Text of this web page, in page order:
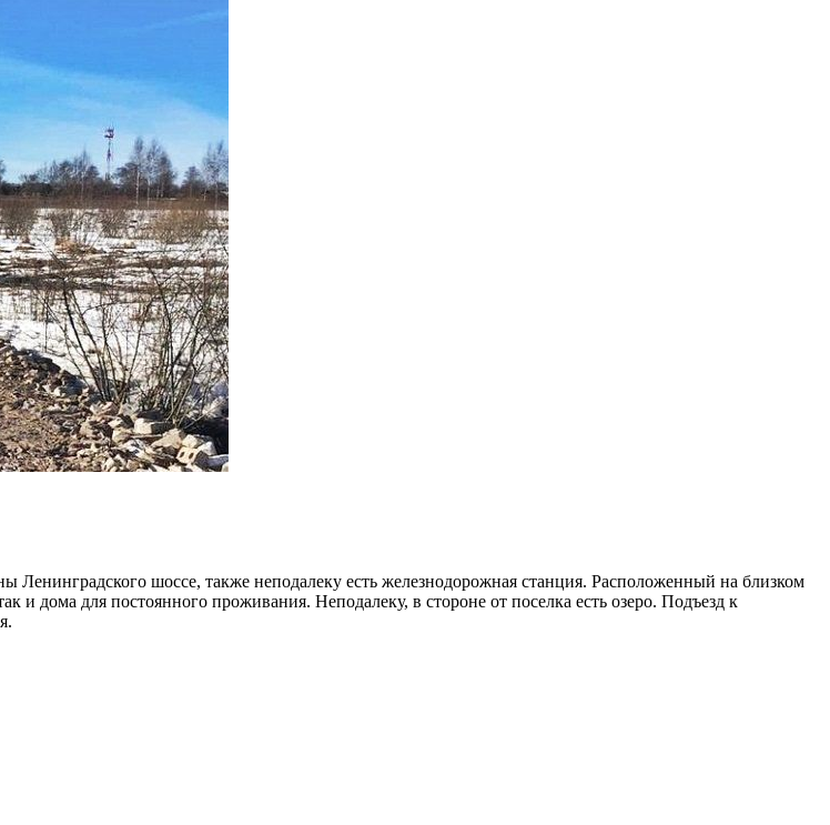
Ленинградского шоссе, также неподалеку есть железнодорожная станция. Расположенный на близком
и дома для постоянного проживания. Неподалеку, в стороне от поселка есть озеро. Подъезд к